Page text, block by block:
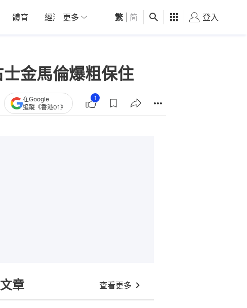
體育 經濟 01深圳 觀點 健康 好食玩飛
更多 繁 简 登入
金馬倫爆粗保住
在Google
追蹤《香港01》
1
章 查看更多